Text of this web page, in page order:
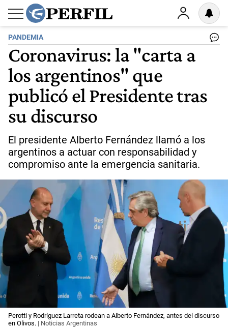
PANDEMIA
Coronavirus: la "carta a
los argentinos" que
publicó el Presidente tras
su discurso
El presidente Alberto Fernández llamó a los
argentinos a actuar con responsabilidad y
compromiso ante la emergencia sanitaria.
Perotti y Rodríguez Larreta rodean a Alberto Fernández, antes del discurso
en Olivos. | Noticias Argentinas